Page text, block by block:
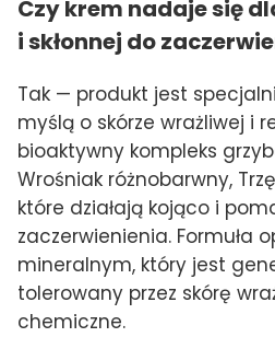
Czy krem nadaje się
i skłonnej do
Tak — produkt jest
myślą o skórze wrażliwej i
bioaktywny kompleks
Wrośniak różnobarwny,
które działają kojąco i
zaczerwienienia. Formuła
mineralnym, który jest
tolerowany przez skórę
chemiczne.